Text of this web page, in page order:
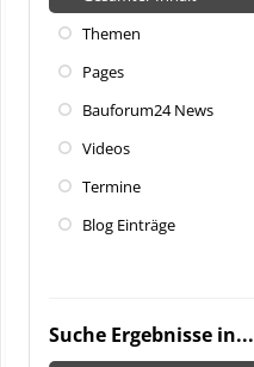
Themen
Pages
Bauforum24 News
Videos
Termine
Blog Einträge
Suche Ergebnisse in...